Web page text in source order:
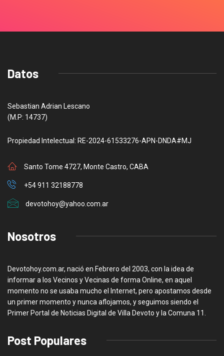
Datos
Sebastian Adrian Lescano
(M.P: 14737)
Propiedad Intelectual: RE-2024-61533276-APN-DNDA#MJ
Santo Tome 4727, Monte Castro, CABA
+54 911 32188778
devotohoy@yahoo.com.ar
Nosotros
Devotohoy.com.ar, nació en Febrero del 2003, con la idea de
informar a los Vecinos y Vecinas de forma Online, en aquel
momento no se usaba mucho el Internet, pero apostamos desde
un primer momento y nunca aflojamos, y seguimos siendo el
Primer Portal de Noticias Digital de Villa Devoto y la Comuna 11.
Post Populares